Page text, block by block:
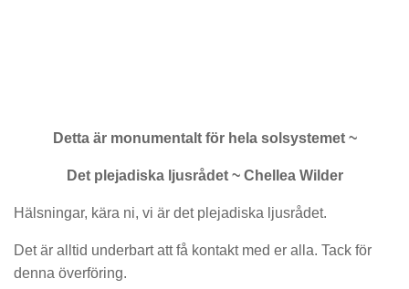
Detta är monumentalt för hela solsystemet ~
Det plejadiska ljusrådet ~ Chellea Wilder
Hälsningar, kära ni, vi är det plejadiska ljusrådet.
Det är alltid underbart att få kontakt med er alla. Tack för
denna överföring.